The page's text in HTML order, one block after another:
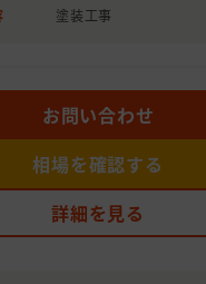
塗装工事
詳細を見る
お問い合わせ
相場を確認する